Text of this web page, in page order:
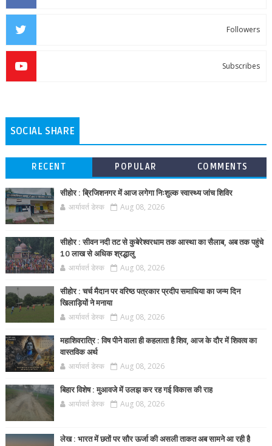
Followers
Subscribes
SOCIAL SHARE
RECENT POPULAR COMMENTS
सीहोर : ब्रिजिशनगर में आज लगेगा निःशुल्क स्वास्थ्य जांच शिविर
आर्यावर्त डेस्क Aug 08, 2026
सीहोर : सीवन नदी तट से कुबेरेश्वरधाम तक आस्था का सैलाब, अब तक पहुंचे
10 लाख से अधिक श्रद्धालु
आर्यावर्त डेस्क Aug 08, 2026
सीहोर : चर्च मैदान पर वरिष्ठ पत्रकार प्रदीप समाधिया का जन्म दिन
खिलाड़ियों ने मनाया
आर्यावर्त डेस्क Aug 08, 2026
महाशिवरात्रि : विष पीने वाला ही कहलाता है शिव, आज के दौर में शिवत्व का
वास्तविक अर्थ
आर्यावर्त डेस्क Aug 08, 2026
बिहार विशेष : मुआवजे में उलझ कर रह गई विकास की राह
आर्यावर्त डेस्क Aug 08, 2026
लेख : भारत में छतों पर सौर ऊर्जा की असली ताकत अब सामने आ रही है